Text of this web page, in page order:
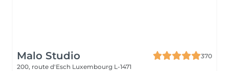
Malo Studio
370
200, route d'Esch Luxembourg L-1471